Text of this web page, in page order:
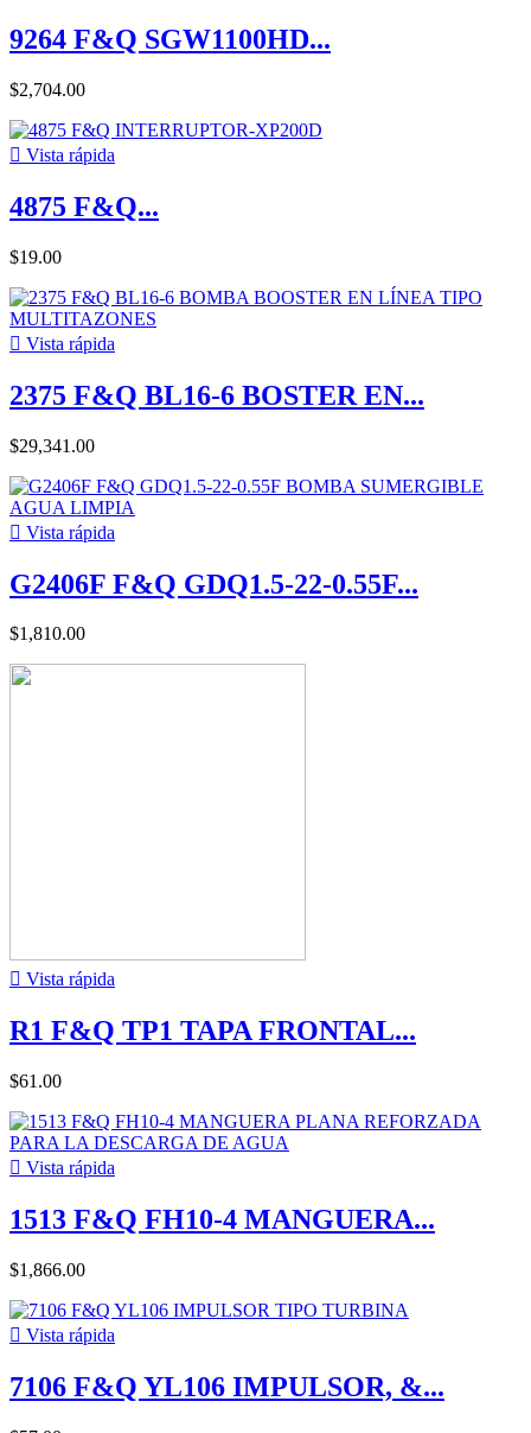
9264 F&Q SGW1100HD...
$2,704.00
 Vista rápida
4875 F&Q...
$19.00
 Vista rápida
2375 F&Q BL16-6 BOSTER EN...
$29,341.00
 Vista rápida
G2406F F&Q GDQ1.5-22-0.55F...
$1,810.00
 Vista rápida
R1 F&Q TP1 TAPA FRONTAL...
$61.00
 Vista rápida
1513 F&Q FH10-4 MANGUERA...
$1,866.00
 Vista rápida
7106 F&Q YL106 IMPULSOR, &...